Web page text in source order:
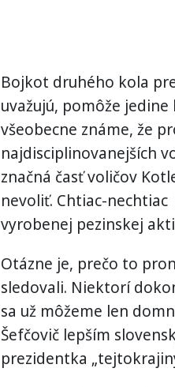
Bojkot druhého kola
uvažujú, pomôže
všeobecne známe, že
najdisciplinovanejších
značná časť voličov
nevoliť. Chtiac-
vyrobenej pezinskej
Otázne je, prečo to
sledovali. Niektorí
sa už môžeme len
Šefčovič lepším
prezidentka